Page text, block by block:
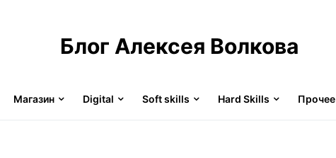
Блог Алексея Волкова
Магазин Digital Soft skills Hard Skills Прочее